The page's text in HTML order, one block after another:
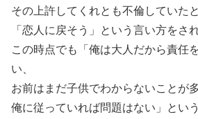
その上許してくれとも不倫していた
「恋人に戻そう」という言い方をさ
この時点でも「俺は大人だから責任
い、
お前はまだ子供でわからないことが
俺に従っていれば問題はない」とい